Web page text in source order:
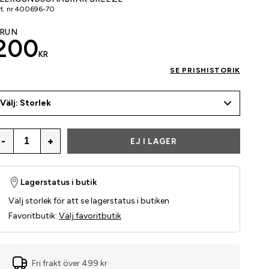
nr 400696-70
KR
SE PRISHISTORIK
Välj: Storlek
- + EJ I LAGER
Lagerstatus i butik
Välj storlek för att se lagerstatus i butiken
Favoritbutik: Välj favoritbutik
Fri frakt över 499 kr